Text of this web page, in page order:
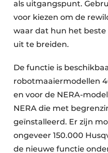
als uitgangspunt.
voor kiezen om de
waar dat hun het
uit te breiden. ​
De functie is
robotmaaiermodellen
en voor de NERA-
NERA die met
geïnstalleerd. Er zijn
ongeveer 150.000
de nieuwe functie